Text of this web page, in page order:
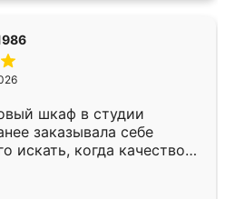
шкаф в студии
заказывала себе
искать, когда качеством
Служит кухня уже почти
нет.